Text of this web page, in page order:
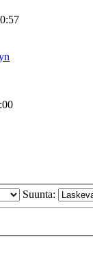
Suunta: